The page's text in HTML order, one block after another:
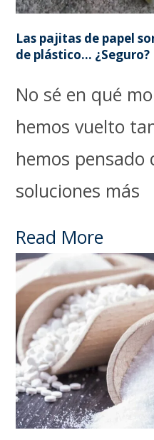
Las pajitas de papel
de plástico… ¿Seguro?
No sé en qué
hemos vuelto
hemos pensado
soluciones más
Read More